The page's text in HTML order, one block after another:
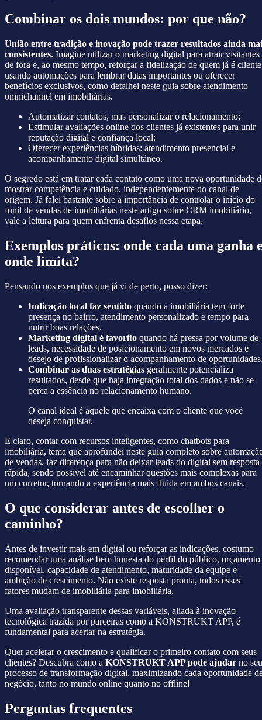
Combinar os dois mundos: por que não?
União entre tradição e inovação pode trazer resultados ainda
consistentes. Imagine utilizar o marketing digital para atrair visitantes
de fora e, ao mesmo tempo, reforçar a fidelização de quem já é cliente
usando automações para lembrar datas importantes ou oferecer
benefícios exclusivos, como detalhei neste guia sobre atendimento
omnichannel em imobiliárias.
Automatizar contatos, mas personalizar o relacionamento;
Estimular avaliações online dos clientes já existentes para unir
reputação digital e confiança local;
Oferecer experiências híbridas: atendimento presencial e
acompanhamento digital simultâneo.
O segredo está em tratar cada contato como uma nova oportunidade
mostrar competência e cuidado, independentemente do canal de
origem. Já falei bastante sobre a importância de controlar o início do
funil de vendas de imobiliárias neste artigo sobre CRM imobiliário,
vale a leitura para quem enfrenta desafios nessa etapa.
Exemplos práticos: onde cada uma ganha
onde limita?
Pensando nos exemplos que já vi de perto, posso dizer:
Indicação local faz sentido quando a imobiliária tem forte
presença no bairro, atendimento personalizado e tempo para
nutrir boas relações.
Marketing digital é favorito quando há pressa por volume de
leads, necessidade de posicionamento em novos mercados e
desejo de profissionalizar o acompanhamento de
Combinar as duas estratégias geralmente potencializa
resultados, desde que haja integração total dos dados e não se
perca a essência no relacionamento humano.
O canal ideal é aquele que encaixa com o cliente que você
deseja conquistar.
E claro, contar com recursos inteligentes, como chatbots para
imobiliária, tema que aprofundei neste guia completo sobre
de vendas, faz diferença para não deixar leads do digital sem resposta
rápida, sendo possível até encaminhar questões mais complexas para
um corretor, tornando a experiência mais fluida em ambos canais.
O que considerar antes de escolher o
caminho?
Antes de investir mais em digital ou reforçar as indicações, costumo
recomendar uma análise bem honesta do perfil do público, orçamento
disponível, capacidade de atendimento, maturidade da equipe e
ambição de crescimento. Não existe resposta pronta, todos esses
fatores mudam de imobiliária para imobiliária.
Uma avaliação transparente dessas variáveis, aliada à inovação
tecnológica trazida por parceiras como a KONSTRUKT APP, é
fundamental para acertar na estratégia.
Quer acelerar o crescimento e qualificar o primeiro contato com seus
clientes? Descubra como a KONSTRUKT APP pode ajudar no seu
processo de transformação digital, maximizando cada oportunidade
negócio, tanto no mundo online quanto no offline!
Perguntas frequentes